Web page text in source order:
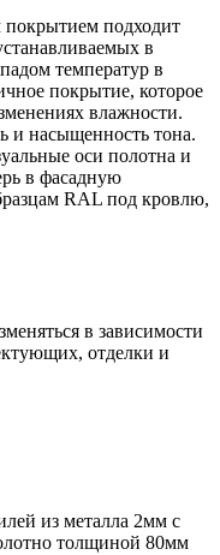
подходит
в
температур в
покрытие, которое
влажности.
и насыщенность тона.
оси полотна и
в фасадную
RAL под кровлю,
в зависимости
отделки и
из металла 2мм с
толщиной 80мм